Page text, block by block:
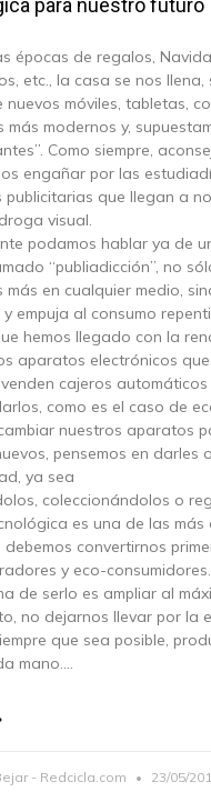
para nuestro futuro
épocas de regalos,
etc., la casa se nos llena,
nuevos móviles, tabletas,
más modernos y,
Como siempre,
engañar por las
publicitarias que llegan a
visual.
podamos hablar ya de
“publiadicción”, no
más en cualquier medio,
empuja al consumo
hemos llegado con la
aparatos electrónicos
cajeros automáticos
como es el caso de
nuestros aparatos
pensemos en darles
ya sea
coleccionándolos o
es una de las más
convertirnos
y eco-
de serlo es ampliar al
no dejarnos llevar por la
que sea posible,
mano.…
- Redcicla.com 23/05/